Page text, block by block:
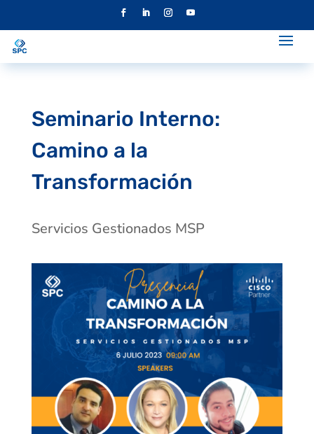
Seminario Interno:
Camino a la
Transformación
Servicios Gestionados MSP